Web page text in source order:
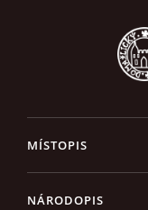
MÍSTOPIS
NÁRODOPIS